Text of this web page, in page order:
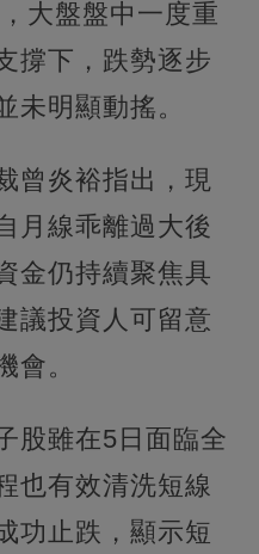
大盤盤中一度重
撐下，跌勢逐步
未明顯動搖。
曾炎裕指出，現
月線乖離過大後
金仍持續聚焦具
議投資人可留意
會。
股雖在5日面臨全
也有效清洗短線
功止跌，顯示短